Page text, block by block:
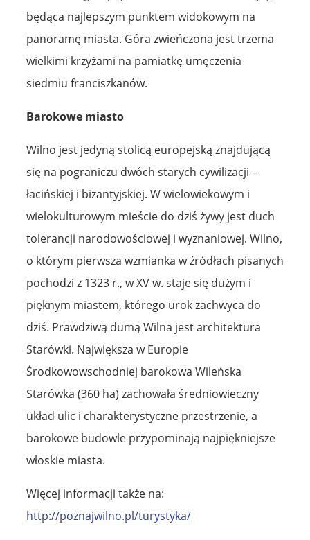
będąca najlepszym punktem widokowym na
panoramę miasta. Góra zwieńczona jest trzema
wielkimi krzyżami na pamiatkę umęczenia
siedmiu franciszkanów.
Barokowe miasto
Wilno jest jedyną stolicą europejską znajdującą
się na pograniczu dwóch starych cywilizacji –
łacińskiej i bizantyjskiej. W wielowiekowym i
wielokulturowym mieście do dziś żywy jest duch
tolerancji narodowościowej i wyznaniowej. Wilno,
o którym pierwsza wzmianka w źródłach pisanych
pochodzi z 1323 r., w XV w. staje się dużym i
pięknym miastem, którego urok zachwyca do
dziś. Prawdziwą dumą Wilna jest architektura
Starówki. Największa w Europie
Środkowowschodniej barokowa Wileńska
Starówka (360 ha) zachowała średniowieczny
układ ulic i charakterystyczne przestrzenie, a
barokowe budowle przypominają najpiękniejsze
włoskie miasta.
Więcej informacji także na:
http://poznajwilno.pl/turystyka/